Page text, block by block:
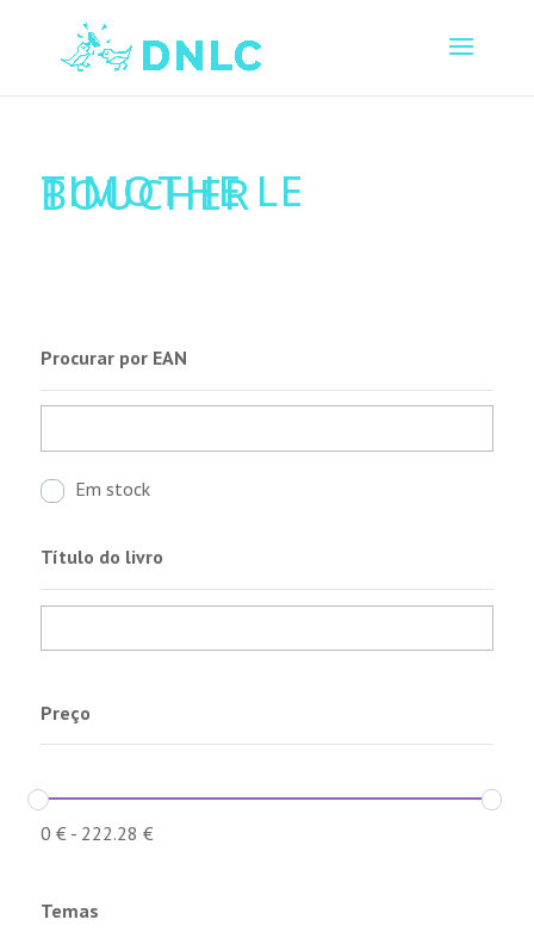
TIMOTHE LE
BOUCHER
Procurar por EAN
Em stock
Título do livro
Preço
0 €- 222.28 €
Temas